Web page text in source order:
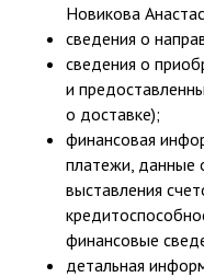
Новикова
сведения о
сведения о
и
о доставке);
финансовая
платежи, данные
выставления
финансовые
детальная